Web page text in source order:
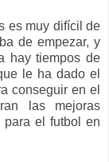
es muy difícil de
de empezar, y
hay tiempos de
le ha dado el
conseguir en el
las mejoras
para el futbol en